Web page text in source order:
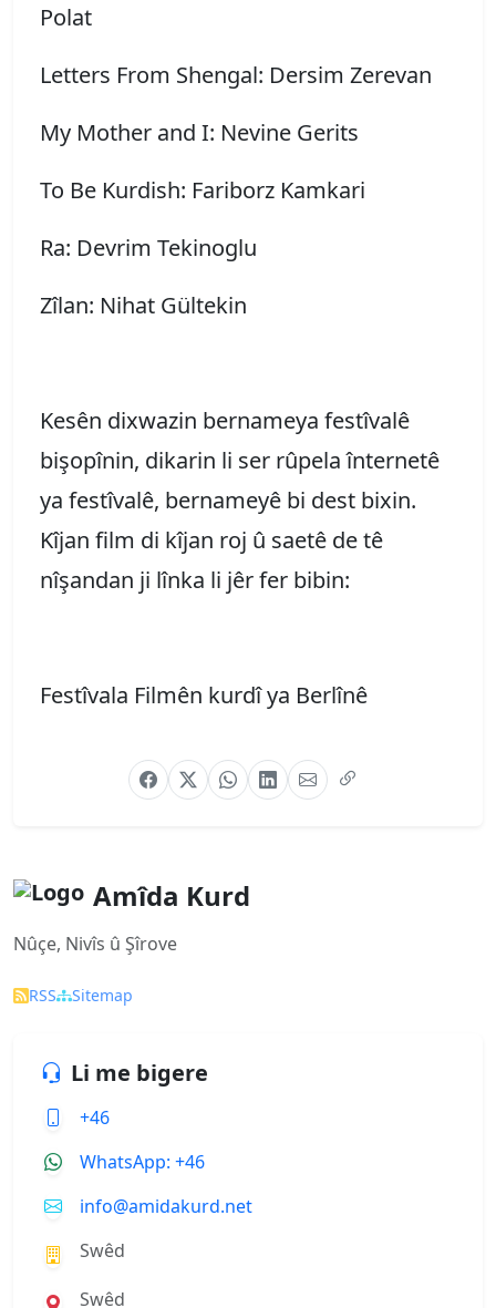
Polat
Letters From Shengal: Dersim Zerevan
My Mother and I: Nevine Gerits
To Be Kurdish: Fariborz Kamkari
Ra: Devrim Tekinoglu
Zîlan: Nihat Gültekin
Kesên dixwazin bernameya festîvalê
bişopînin, dikarin li ser rûpela înternetê
ya festîvalê, bernameyê bi dest bixin.
Kîjan film di kîjan roj û saetê de tê
nîşandan ji lînka li jêr fer bibin:
Festîvala Filmên kurdî ya Berlînê
Amîda Kurd
Nûçe, Nivîs û Şîrove
RSS Sitemap
Li me bigere
+46
WhatsApp: +46
info@amidakurd.net
Swêd
Swêd